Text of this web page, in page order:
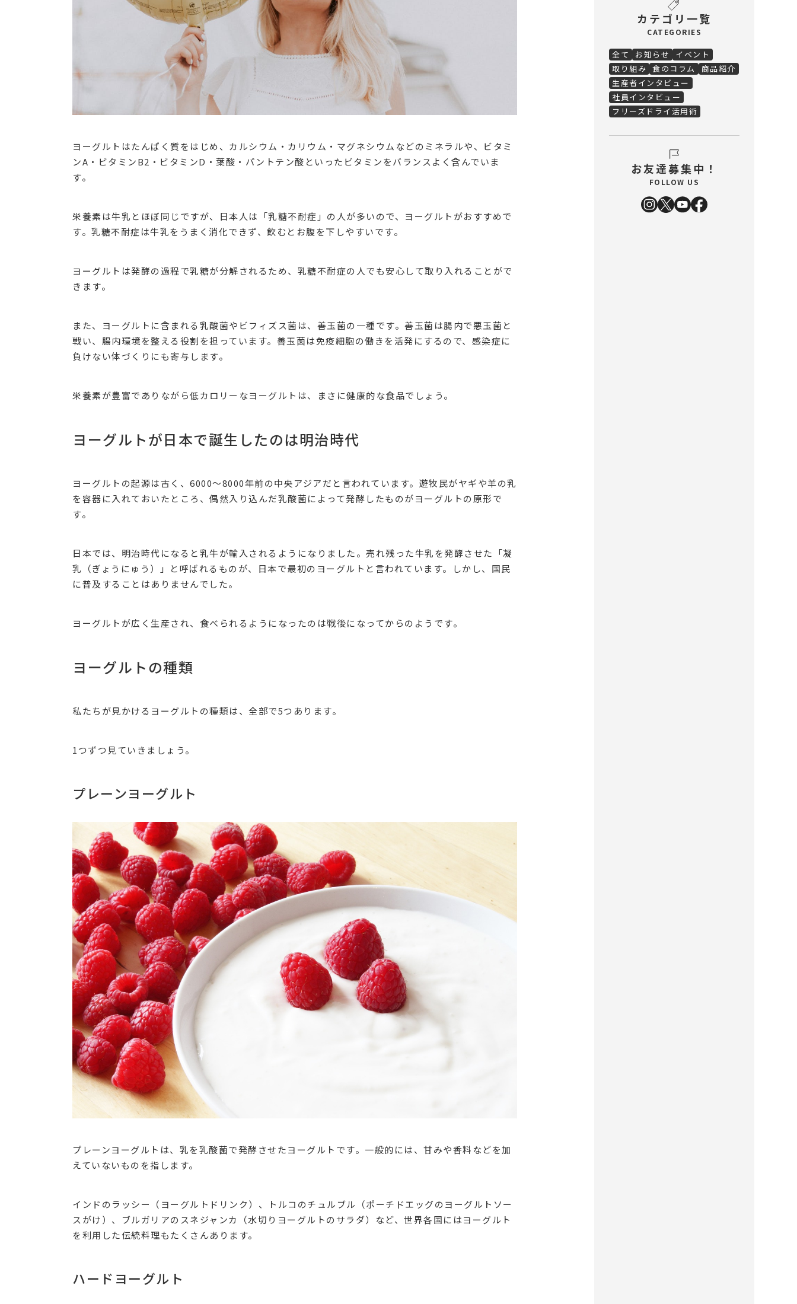
ヨーグルトはたんぱく質をはじめ、カルシウム・カリウム・マグネシウムなどのミネラルや、ビタミ
ンA・ビタミンB2・ビタミンD・葉酸・パントテン酸といったビタミンをバランスよく含んでいま
す。
栄養素は牛乳とほぼ同じですが、日本人は「乳糖不耐症」の人が多いので、ヨーグルトがおすすめで
す。乳糖不耐症は牛乳をうまく消化できず、飲むとお腹を下しやすいです。
ヨーグルトは発酵の過程で乳糖が分解されるため、乳糖不耐症の人でも安心して取り入れることがで
きます。
また、ヨーグルトに含まれる乳酸菌やビフィズス菌は、善玉菌の一種です。善玉菌は腸内で悪玉菌と
戦い、腸内環境を整える役割を担っています。善玉菌は免疫細胞の働きを活発にするので、感染症に
負けない体づくりにも寄与します。
栄養素が豊富でありながら低カロリーなヨーグルトは、まさに健康的な食品でしょう。
ヨーグルトが日本で誕生したのは明治時代
ヨーグルトの起源は古く、6000〜8000年前の中央アジアだと言われています。遊牧民がヤギや羊の乳
を容器に入れておいたところ、偶然入り込んだ乳酸菌によって発酵したものがヨーグルトの原形で
す。
日本では、明治時代になると乳牛が輸入されるようになりました。売れ残った牛乳を発酵させた「凝
乳（ぎょうにゅう）」と呼ばれるものが、日本で最初のヨーグルトと言われています。しかし、国民
に普及することはありませんでした。
ヨーグルトが広く生産され、食べられるようになったのは戦後になってからのようです。
ヨーグルトの種類
私たちが見かけるヨーグルトの種類は、全部で5つあります。
1つずつ見ていきましょう。
プレーンヨーグルト
プレーンヨーグルトは、乳を乳酸菌で発酵させたヨーグルトです。一般的には、甘みや香料などを加
えていないものを指します。
インドのラッシー（ヨーグルトドリンク）、トルコのチュルブル（ポーチドエッグのヨーグルトソー
スがけ）、ブルガリアのスネジャンカ（水切りヨーグルトのサラダ）など、世界各国にはヨーグルト
を利用した伝統料理もたくさんあります。
ハードヨーグルト
カテゴリ一覧
CATEGORIES
全て お知らせ
イベント
取り組み 食のコラム
商品紹介
生産者インタビュー
社員インタビュー
フリーズドライ活用術
お友達募集中！
FOLLOW US